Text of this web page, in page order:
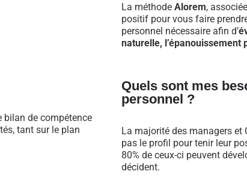
La méthode Alorem,
positif pour vous faire
personnel nécessaire afin d’
naturelle,
bilan de compétence
tant sur le plan
Quels sont mes
personnel ?
La majorité des managers et
pas le profil pour tenir leur
80% de ceux-ci peuvent
décident.